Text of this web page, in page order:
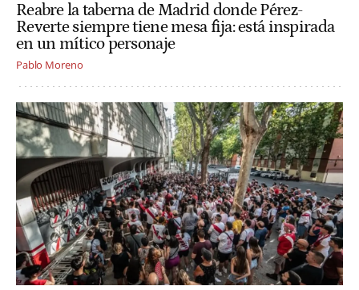
Reabre la taberna de Madrid donde Pérez-
Reverte siempre tiene mesa fija: está inspirada
en un mítico personaje
Pablo Moreno